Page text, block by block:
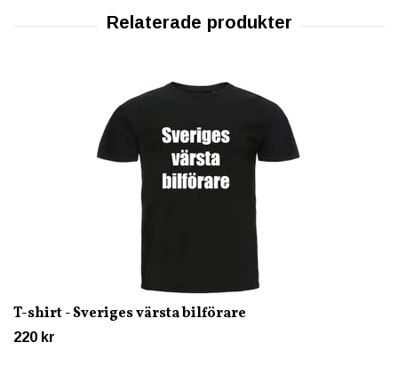
T-shirt - Sveriges värsta bilförare
220 kr